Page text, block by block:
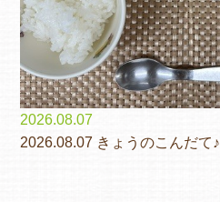
2026.08.07
2026.08.07 きょうのこんだて♪